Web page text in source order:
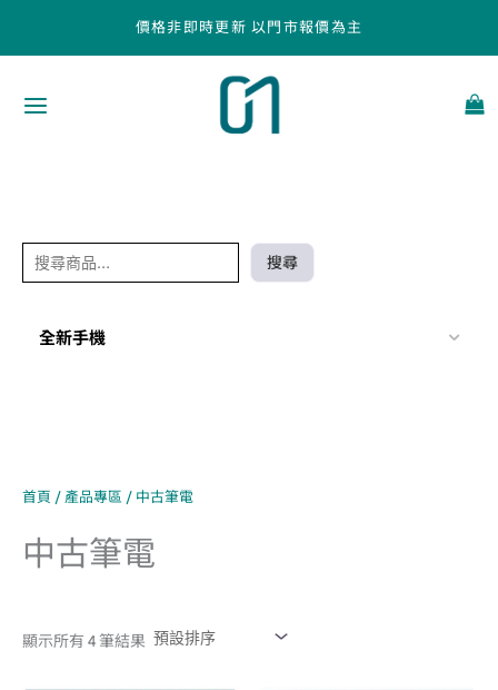
價格非即時更新 以門市報價為主
搜尋
全新手機
首頁 / 產品專區 / 中古筆電
中古筆電
顯示所有 4 筆結果